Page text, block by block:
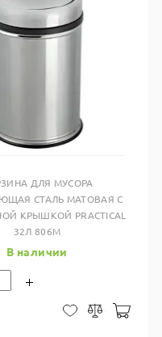
в один клик
ДЛЯ МУСОРА
СТАЛЬ МАТОВАЯ С
КРЫШКОЙ PRACTICAL
32Л 806M
В наличии
В закладки
Сравнить